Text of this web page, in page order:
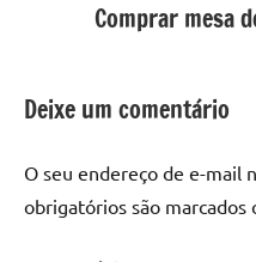
epoxi
mesa
madeira,
Mesa
Comprar mesa
Deixe um comentário
O seu endereço de e-mail
obrigatórios são marcados